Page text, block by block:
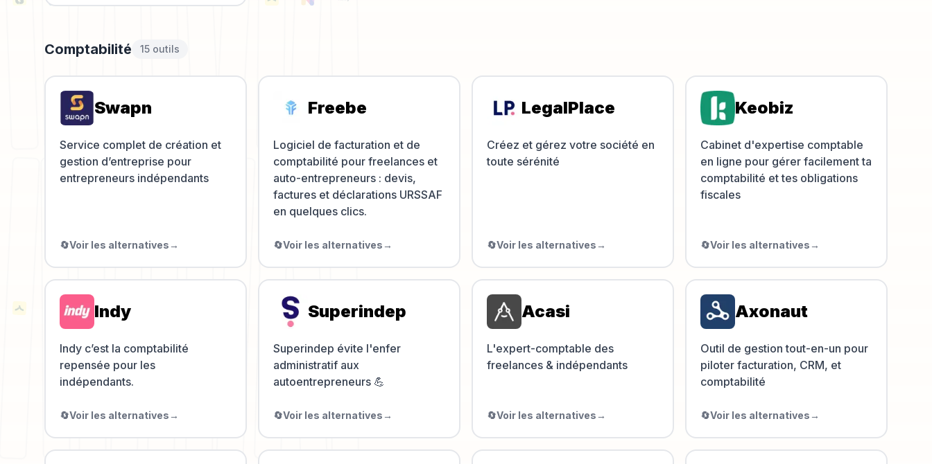
Comptabilité 15 outils
Swapn
Service complet de création et
gestion d’entreprise pour
entrepreneurs indépendants
🔄Voir les alternatives →
Freebe
Logiciel de facturation et de
comptabilité pour freelances et
auto-entrepreneurs : devis,
factures et déclarations URSSAF
en quelques clics.
🔄Voir les alternatives →
LegalPlace
Créez et gérez votre société en
toute sérénité
🔄Voir les alternatives →
Keobiz
Cabinet d'expertise comptable
en ligne pour gérer facilement ta
comptabilité et tes obligations
fiscales
🔄Voir les alternatives →
Indy
Indy c’est la comptabilité
repensée pour les
indépendants.
🔄Voir les alternatives →
Superindep
Superindep évite l'enfer
administratif aux
autoentrepreneurs 💪
🔄Voir les alternatives →
Acasi
L'expert-comptable des
freelances & indépendants
🔄Voir les alternatives →
Axonaut
Outil de gestion tout-en-un pour
piloter facturation, CRM, et
comptabilité
🔄Voir les alternatives →